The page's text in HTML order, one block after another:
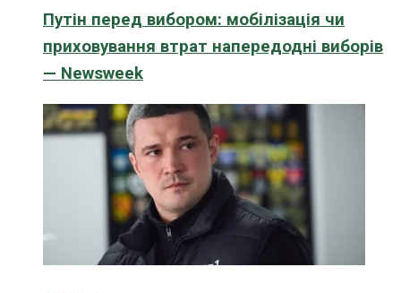
Путін перед вибором: мобілізація чи
приховування втрат напередодні виборів
— Newsweek